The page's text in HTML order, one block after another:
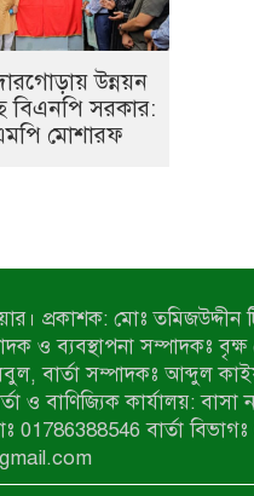
উন্নয়ন
বিএনপি সরকার:
এমপি মোশারফ
প্রকাশক: মোঃ তমিজউদ্দীন
ও ব্যবস্থাপনা সম্পাদকঃ
বার্তা সম্পাদকঃ আব্দুল
ও বাণিজ্যিক কার্যালয়:
বার্তা